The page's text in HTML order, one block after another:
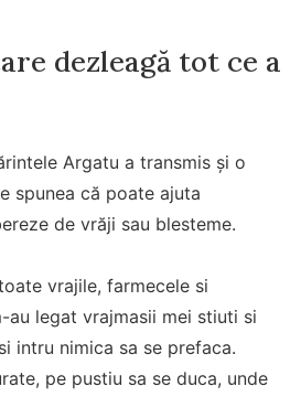
dezleagă tot ce a
Argatu a transmis și o
spunea că poate ajuta
de vrăji sau blesteme.
vrajile, farmecele si
au legat vrajmasii mei stiuti si
intru nimica sa se prefaca.
pe pustiu sa se duca, unde